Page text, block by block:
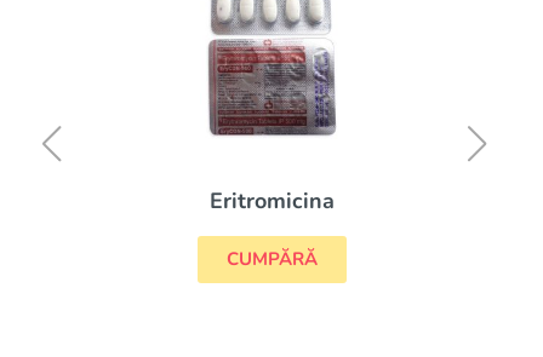
Eritromicina
CUMPĂRĂ